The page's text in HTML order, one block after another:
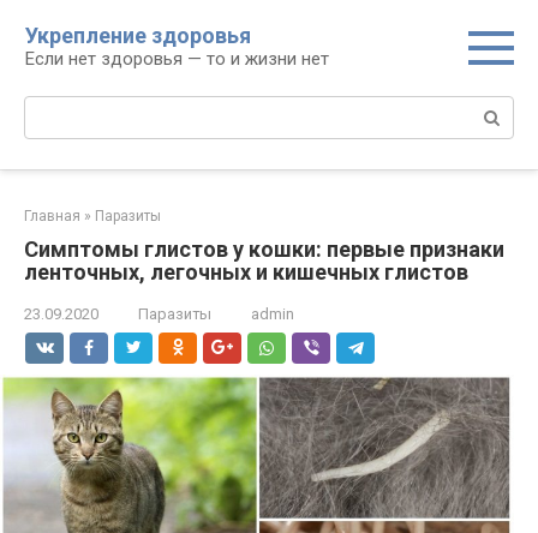
контенту
Укрепление здоровья
Если нет здоровья — то и жизни нет
Поиск:
Главная » Паразиты
Симптомы глистов у кошки: первые признаки
ленточных, легочных и кишечных глистов
23.09.2020 Паразиты admin